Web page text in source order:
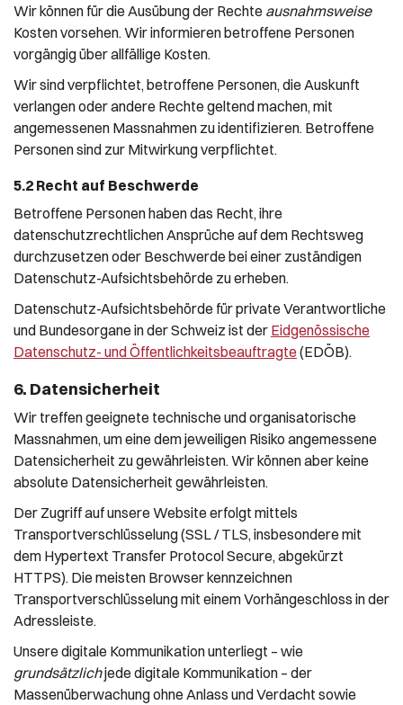
Wir können für die Ausübung der Rechte ausnahmsweise
Kosten vorsehen. Wir informieren betroffene Personen
vorgängig über allfällige Kosten.
Wir sind verpflichtet, betroffene Personen, die Auskunft
verlangen oder andere Rechte geltend machen, mit
angemessenen Massnahmen zu identifizieren. Betroffene
Personen sind zur Mitwirkung verpflichtet.
5.2 Recht auf Beschwerde
Betroffene Personen haben das Recht, ihre
datenschutzrechtlichen Ansprüche auf dem Rechtsweg
durchzusetzen oder Beschwerde bei einer zuständigen
Datenschutz-Aufsichtsbehörde zu erheben.
Datenschutz-Aufsichtsbehörde für private Verantwortliche
und Bundesorgane in der Schweiz ist der Eidgenössische
Datenschutz- und Öffentlichkeitsbeauftragte(EDÖB).
6. Datensicherheit
Wir treffen geeignete technische und organisatorische
Massnahmen, um eine dem jeweiligen Risiko angemessene
Datensicherheit zu gewährleisten. Wir können aber keine
absolute Datensicherheit gewährleisten.
Der Zugriff auf unsere Website erfolgt mittels
Transportverschlüsselung (SSL / TLS, insbesondere mit
dem Hypertext Transfer Protocol Secure, abgekürzt
HTTPS). Die meisten Browser kennzeichnen
Transportverschlüsselung mit einem Vorhängeschloss in der
Adressleiste.
Unsere digitale Kommunikation unterliegt – wie
grundsätzlichjede digitale Kommunikation – der
Massenüberwachung ohne Anlass und Verdacht sowie